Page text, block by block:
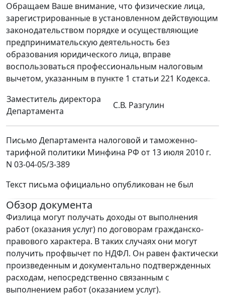
Обращаем Ваше внимание, что физические лица,
зарегистрированные в установленном действующим
законодательством порядке и осуществляющие
предпринимательскую деятельность без
образования юридического лица, вправе
воспользоваться профессиональным налоговым
вычетом, указанным в пункте 1 статьи 221 Кодекса.
Заместитель директора
Департамента
С.В. Разгулин
Письмо Департамента налоговой и таможенно-
тарифной политики Минфина РФ от 13 июля 2010 г.
N 03-04-05/3-389
Текст письма официально опубликован не был
Обзор документа
Физлица могут получать доходы от выполнения
работ (оказания услуг) по договорам гражданско-
правового характера. В таких случаях они могут
получить профвычет по НДФЛ. Он равен фактически
произведенным и документально подтвержденных
расходам, непосредственно связанным с
выполнением работ (оказанием услуг).